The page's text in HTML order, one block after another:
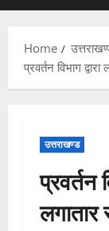
Home
प्रवर्तन विभाग
उत्तराखण्ड
प्रवर्तन